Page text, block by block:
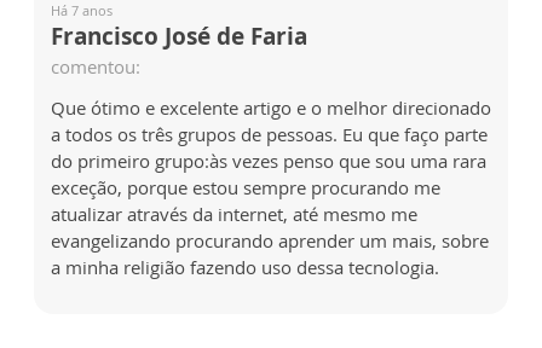
Há 7 anos
Francisco José de Faria
comentou:
Que ótimo e excelente artigo e o melhor direcionado
a todos os três grupos de pessoas. Eu que faço parte
do primeiro grupo:às vezes penso que sou uma rara
exceção, porque estou sempre procurando me
atualizar através da internet, até mesmo me
evangelizando procurando aprender um mais, sobre
a minha religião fazendo uso dessa tecnologia.